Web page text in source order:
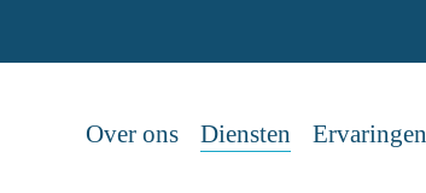
Over ons Diensten Ervaringen